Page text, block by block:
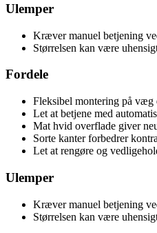
Ulemper
Kræver manuel betjening
Størrelsen kan være
Fordele
Fleksibel montering på væg
Let at betjene med
Mat hvid overflade giver
Sorte kanter forbedrer
Let at rengøre og
Ulemper
Kræver manuel betjening
Størrelsen kan være